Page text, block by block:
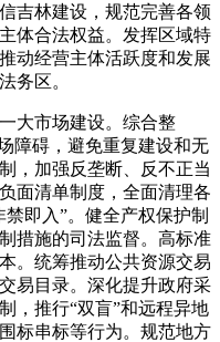
吉林建设，规范完善各领
体合法权益。发挥区域特
动经营主体活跃度和发展
务区。
大市场建设。综合整
障碍，避免重复建设和无
，加强反垄断、反不正当
面清单制度，全面清理各
即入”。健全产权保护制
措施的司法监督。高标准
。统筹推动公共资源交易
易目录。深化提升政府采
，推行“双盲”和远程异地
标串标等行为。规范地方